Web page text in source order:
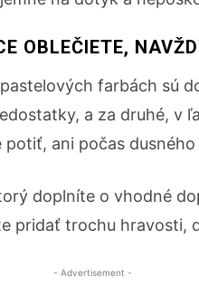
OBLEČIETE,
farbách sú
a za druhé, v
ani počas
doplníte o vhodné
pridať trochu hravosti,
- Advertisement -